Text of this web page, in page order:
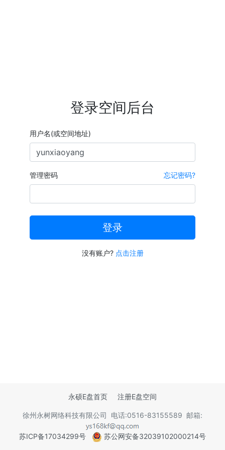
登录空间后台
用户名(或空间地址)
管理密码 忘记密码?
登录
没有账户? 点击注册
永硕E盘首页 注册E盘空间
徐州永树网络科技有限公司 电话:0516-83155589 邮箱:
苏ICP备17034299号 苏公网安备32039102000214号